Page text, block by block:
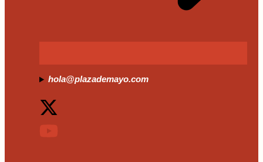
hola@plazademayo.com